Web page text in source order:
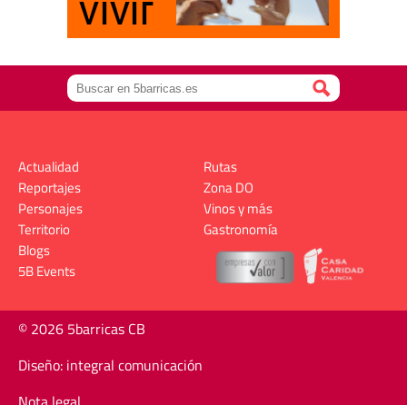
Actualidad
Reportajes
Personajes
Territorio
Rutas
Zona DO
Vinos y más
Gastronomía
Blogs
5B Events
© 2026 5barricas CB
Diseño: integral comunicación